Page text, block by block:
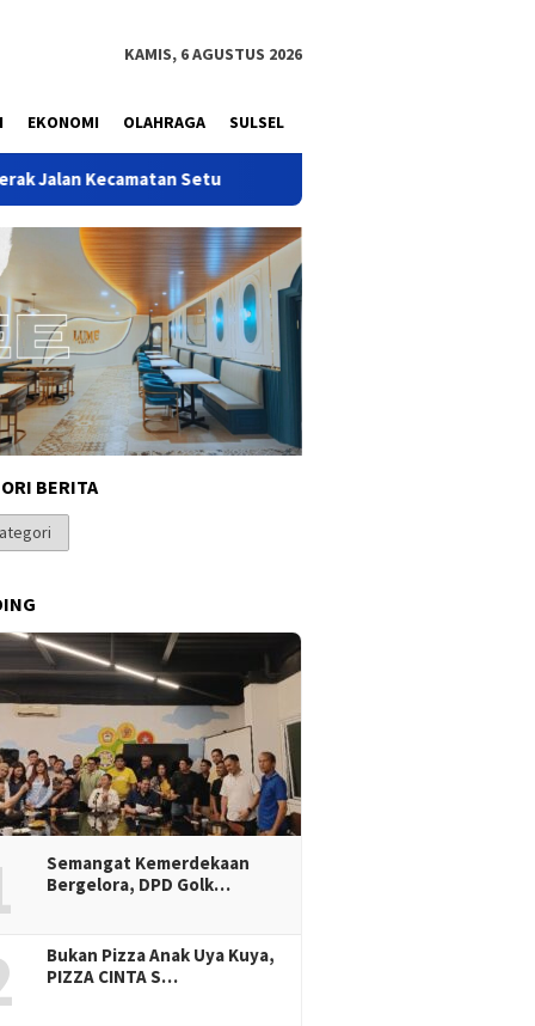
KAMIS, 6 AGUSTUS 2026
EKONOMI OLAHRAGA SULSEL
Peresmian Bedah Rumah BSPS di Makassar, Hamka:
BERITA
Semangat Kemerdekaan
Bergelora, DPD Golk…
Bukan Pizza Anak Uya Kuya,
PIZZA CINTA S…